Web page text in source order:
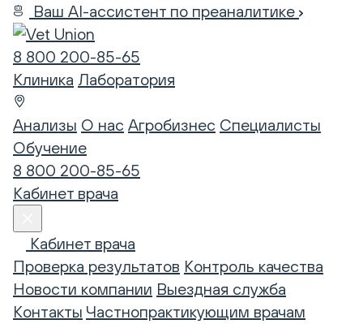
Ваш AI-ассистент по преаналитике
8 800 200-85-65
Клиника Лаборатория
Анализы О нас Агробизнес Специалисты
Обучение
8 800 200-85-65
Кабинет врача
Кабинет врача
Проверка результатов Контроль качества
Новости компании Выездная служба
Контакты Частнопрактикующим врачам